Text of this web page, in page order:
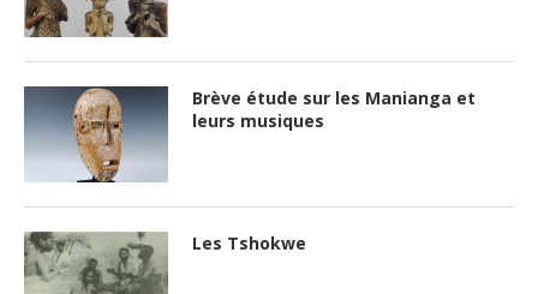
Brève étude sur les Manianga et
leurs musiques
Les Tshokwe